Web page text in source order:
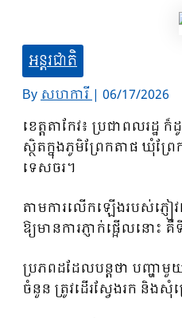
អន្តរជាតិ
Byសហការី| 06/17/2026
ខេត្តតាកែវ៖ ប្រជាពលរដ្
ស្ថិតក្នុងភូមិព្រែកតាផ ឃុំព្
ទេសចរ។
តាមការលើកឡើងរបស់ភ្ញៀ
ឱ្យមានការភ្ញាក់ផ្អើលនោះ
ប្រភពដដែលបន្តថា បញ្ហា
ចំនួន ត្រូវដើរស្វែងរក និង